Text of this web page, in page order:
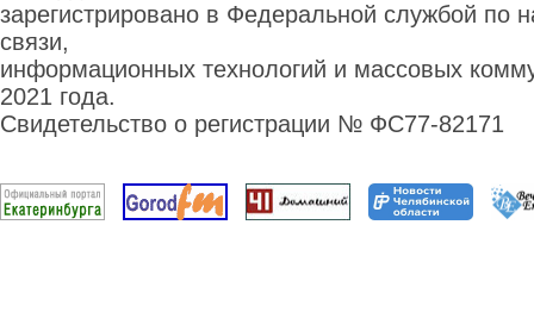
зарегистрировано в Федеральной службой по
связи,
информационных технологий и массовых
2021 года.
Свидетельство о регистрации № ФС77-82171